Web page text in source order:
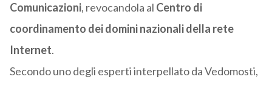
Comunicazioni, revocandola al Centro di
coordinamento dei domini nazionali della rete
Internet.
Secondo uno degli esperti interpellato da Vedomosti,